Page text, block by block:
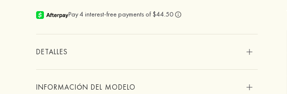
DETALLES
INFORMACIÓN DEL MODELO